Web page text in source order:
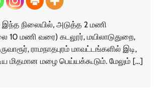
இந்த நிலையில், அடுத்த 2 மணி
10 மணி வரை) கடலூர், மயிலாடுதுறை,
ராமநாதபுரம் மாவட்டங்களில் இடி,
மிதமான மழை பெய்யக்கூடும். மேலும் […]